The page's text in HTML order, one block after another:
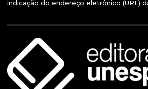
indicação do endereço eletrônico (URL)